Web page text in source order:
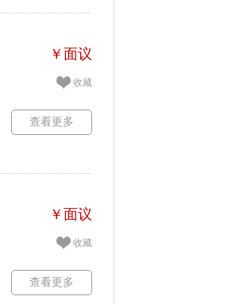
￥面议
收藏
查看更多
￥面议
收藏
查看更多